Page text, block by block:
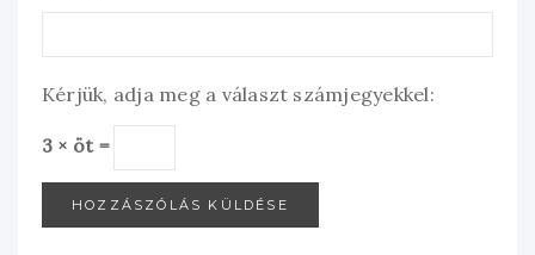
Kérjük, adja meg a választ számjegyekkel:
3 × öt =